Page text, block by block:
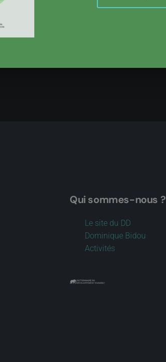
Qui sommes-nous ?
Le site du DD
Dominique Bidou
Activités